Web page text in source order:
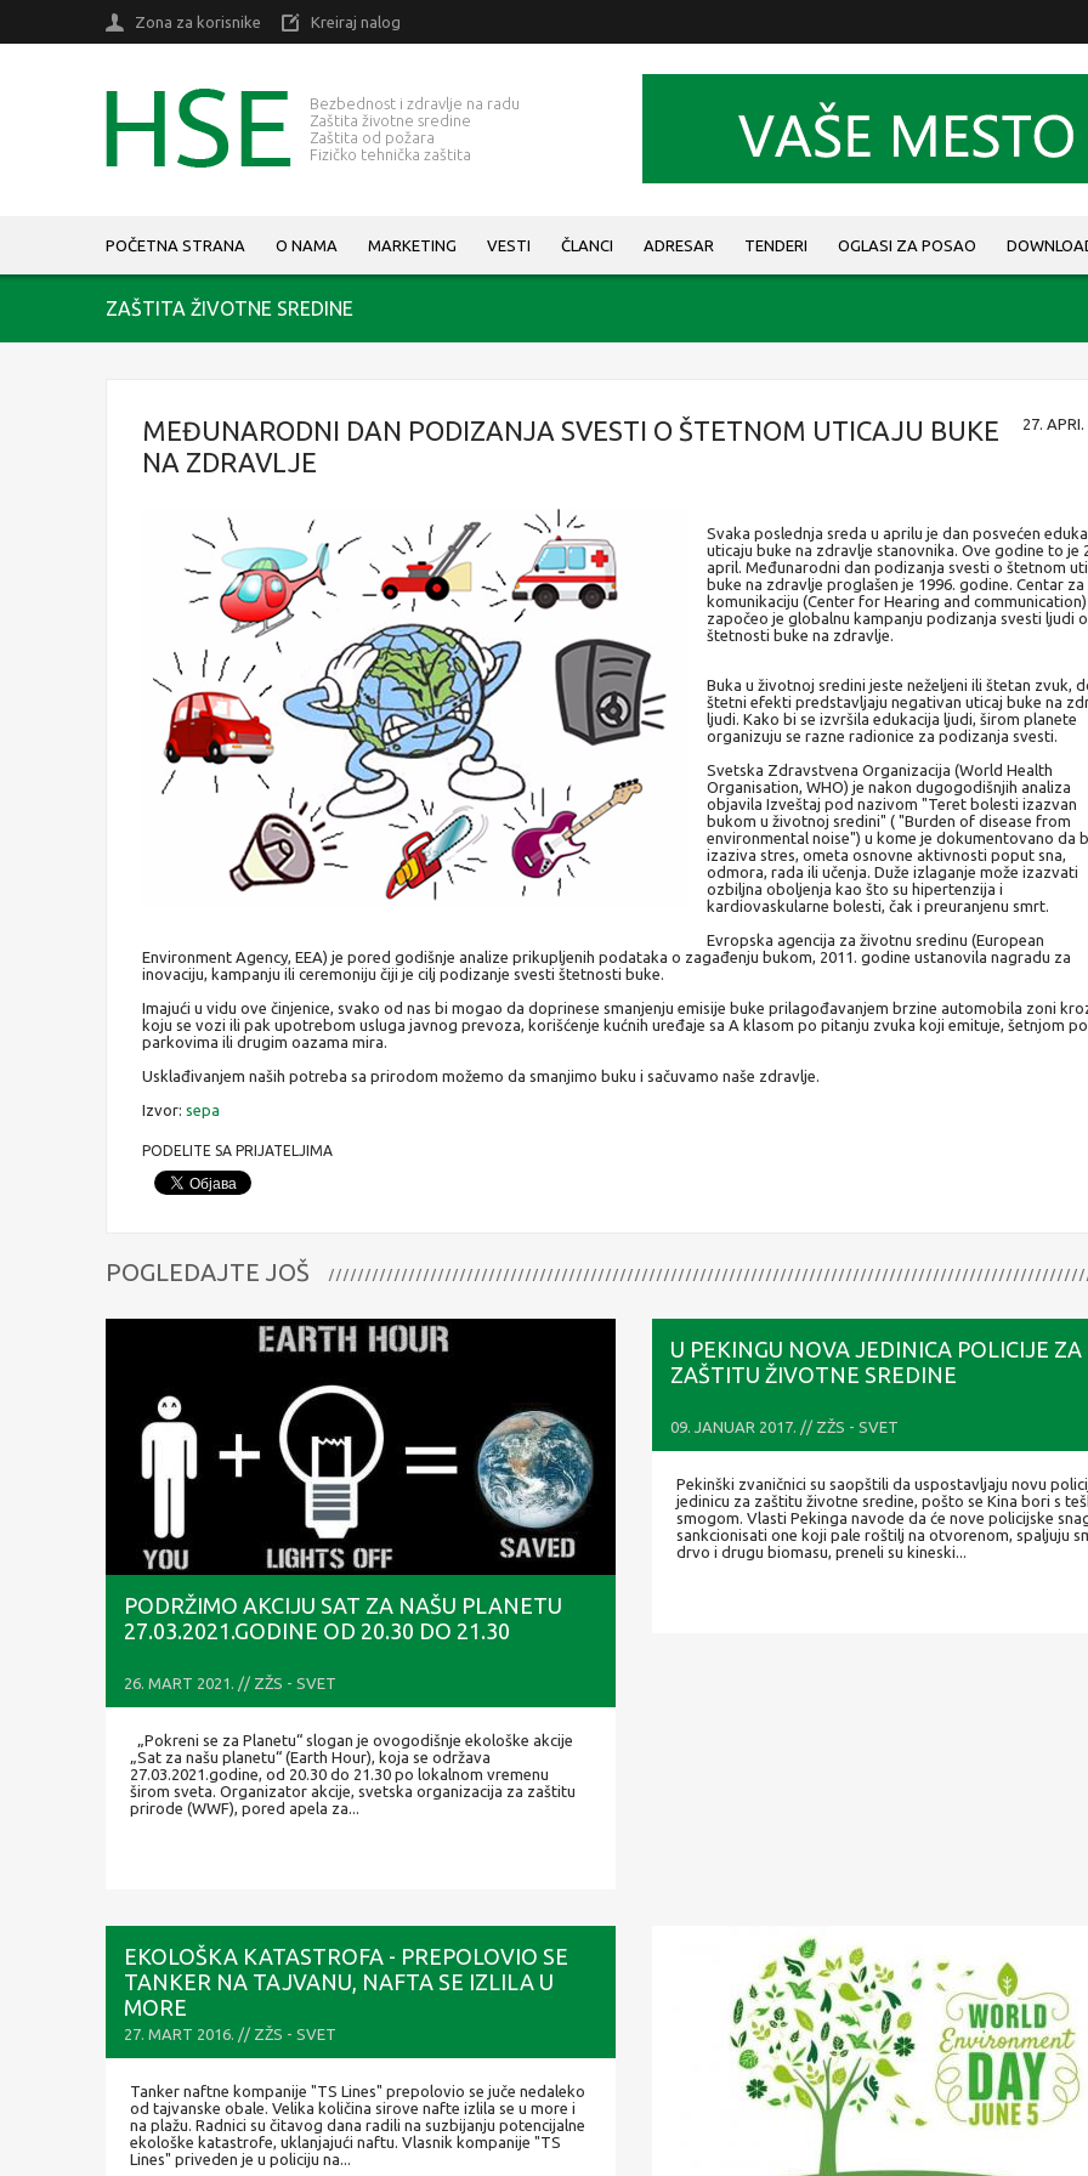
Zona za korisnike Kreiraj nalog
Bezbednost i zdravlje na radu
Zaštita životne sredine
Zaštita od požara
Fizičko tehnička zaštita
POČETNA STRANA O NAMA MARKETING VESTI ČLANCI ADRESAR TENDERI OGLASI ZA POSAO
ZAŠTITA ŽIVOTNE SREDINE
MEĐUNARODNI DAN PODIZANJA SVESTI O ŠTETNOM UTICAJU BUKE
NA ZDRAVLJE
27. APRI.
Svaka poslednja sreda u aprilu je dan posvećen
uticaju buke na zdravlje stanovnika. Ove godine to je
april. Međunarodni dan podizanja svesti o štetnom
buke na zdravlje proglašen je 1996. godine. Centar za
komunikaciju (Center for Hearing and communication)
započeo je globalnu kampanju podizanja svesti ljudi o
štetnosti buke na zdravlje.
Buka u životnoj sredini jeste neželjeni ili štetan zvuk,
štetni efekti predstavljaju negativan uticaj buke na
ljudi. Kako bi se izvršila edukacija ljudi, širom planete
organizuju se razne radionice za podizanja svesti.
Svetska Zdravstvena Organizacija (World Health
Organisation, WHO) je nakon dugogodišnjih analiza
objavila Izveštaj pod nazivom "Teret bolesti izazvan
bukom u životnoj sredini" ( "Burden of disease from
environmental noise") u kome je dokumentovano da
izaziva stres, ometa osnovne aktivnosti poput sna,
odmora, rada ili učenja. Duže izlaganje može izazvati
ozbiljna oboljenja kao što su hipertenzija i
kardiovaskularne bolesti, čak i preuranjenu smrt.
Evropska agencija za životnu sredinu (European
Environment Agency, EEA) je pored godišnje analize prikupljenih podataka o zagađenju bukom, 2011. godine ustanovila nagradu za
inovaciju, kampanju ili ceremoniju čiji je cilj podizanje svesti štetnosti buke.
Imajući u vidu ove činjenice, svako od nas bi mogao da doprinese smanjenju emisije buke prilagođavanjem brzine automobila zoni
koju se vozi ili pak upotrebom usluga javnog prevoza, korišćenje kućnih uređaje sa A klasom po pitanju zvuka koji emituje, šetnjom po
parkovima ili drugim oazama mira.
Usklađivanjem naših potreba sa prirodom možemo da smanjimo buku i sačuvamo naše zdravlje.
Izvor: sepa
PODELITE SA PRIJATELJIMA
POGLEDAJTE JOŠ
PODRŽIMO AKCIJU SAT ZA NAŠU PLANETU
27.03.2021.GODINE OD 20.30 DO 21.30
26. MART 2021. // ZŽS - SVET
„Pokreni se za Planetu“ slogan je ovogodišnje ekološke akcije
„Sat za našu planetu“ (Earth Hour), koja se održava
27.03.2021.godine, od 20.30 do 21.30 po lokalnom vremenu
širom sveta. Organizator akcije, svetska organizacija za zaštitu
prirode (WWF), pored apela za...
U PEKINGU NOVA JEDINICA POLICIJE ZA
ZAŠTITU ŽIVOTNE SREDINE
09. JANUAR 2017. // ZŽS - SVET
Pekinški zvaničnici su saopštili da uspostavljaju novu
jedinicu za zaštitu životne sredine, pošto se Kina bori s
smogom. Vlasti Pekinga navode da će nove policijske
sankcionisati one koji pale roštilj na otvorenom, spaljuju
drvo i drugu biomasu, preneli su kineski...
EKOLOŠKA KATASTROFA - PREPOLOVIO SE
TANKER NA TAJVANU, NAFTA SE IZLILA U
MORE
27. MART 2016. // ZŽS - SVET
Tanker naftne kompanije "TS Lines" prepolovio se juče nedaleko
od tajvanske obale. Velika količina sirove nafte izlila se u more i
na plažu. Radnici su čitavog dana radili na suzbijanju potencijalne
ekološke katastrofe, uklanjajući naftu. Vlasnik kompanije "TS
Lines" priveden je u policiju na...